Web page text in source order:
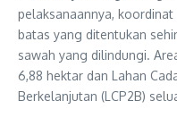
pelaksanaannya,
batas yang ditentukan
sawah yang dilindungi.
6,88 hektar dan Lahan
Berkelanjutan (LCP2B)